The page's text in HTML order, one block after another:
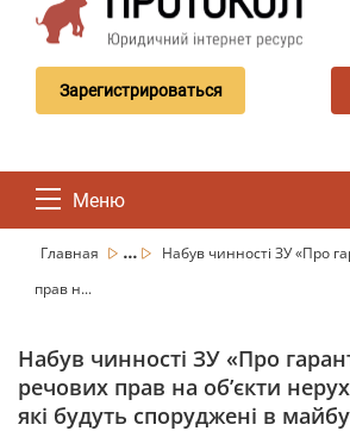
Зарегистрироваться
Меню
Главная ...
Набув чинності ЗУ «Про
прав н...
Набув чинності ЗУ «Про
речових прав на об’єкти
які будуть споруджені в